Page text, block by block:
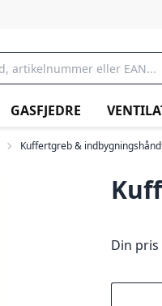
GASFJEDRE
Kuffertgreb &
Din pris